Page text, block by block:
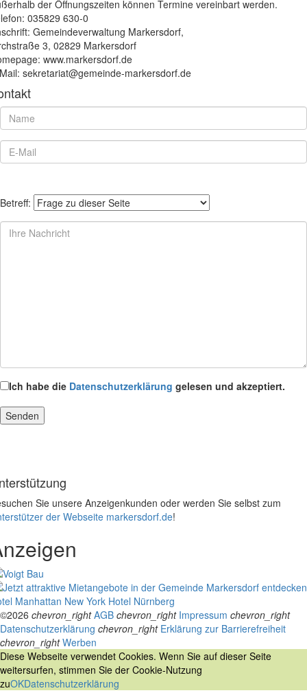
der Öffnungszeiten können Termine vereinbart werden.
035829 630-0
Gemeindeverwaltung Markersdorf,
3, 02829 Markersdorf
www.markersdorf.de
sekretariat@gemeinde-markersdorf.de
Betreff:
Ich habe die Datenschutzerklärung gelesen und akzeptiert.
Sie unsere Anzeigenkunden oder werden Sie selbst zum
der Webseite markersdorf.de!
Manhattan New York Hotel Nürnberg
©2026 chevron_right AGB chevron_right Impressum chevron_right
Datenschutzerklärung chevron_right Erklärung zur Barrierefreiheit
chevron_right Werben
Diese Webseite verwendet Cookies. Wenn Sie auf dieser Seite
weitersurfen, stimmen Sie der Cookie-Nutzung
zuOKDatenschutzerklärung